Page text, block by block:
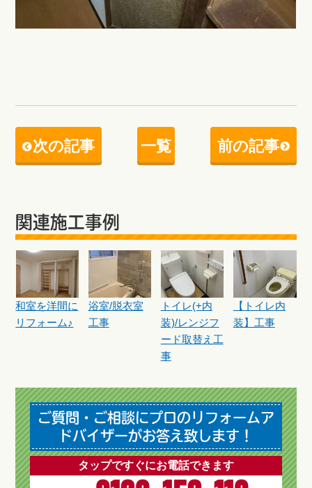
次の記事 一覧 前の記事
関連施工事例
和室を洋間に
リフォーム♪
浴室/脱衣室
工事
トイレ(+内
装)/レンジフ
ード取替え工
事
【トイレ内
装】工事
ご質問・ご相談にプロのリフォームア
ドバイザーがお答え致します！
タップですぐにお電話できます